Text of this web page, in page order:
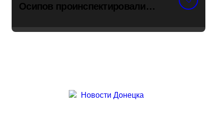
Осипов проинспектировали
детсадов в поселке Новый